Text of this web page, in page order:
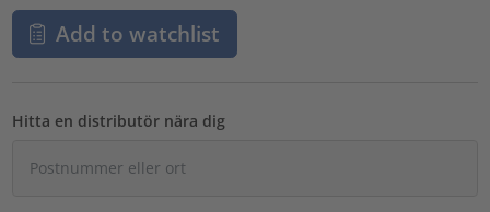
Add to watchlist
Hitta en distributör nära dig